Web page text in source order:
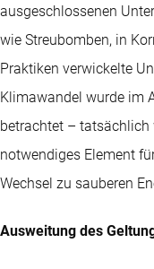
ausgeschlossenen
wie Streubomben, in
Praktiken verwickelte
Klimawandel wurde im
betrachtet –
notwendiges Element
Wechsel zu sauberen
Ausweitung des